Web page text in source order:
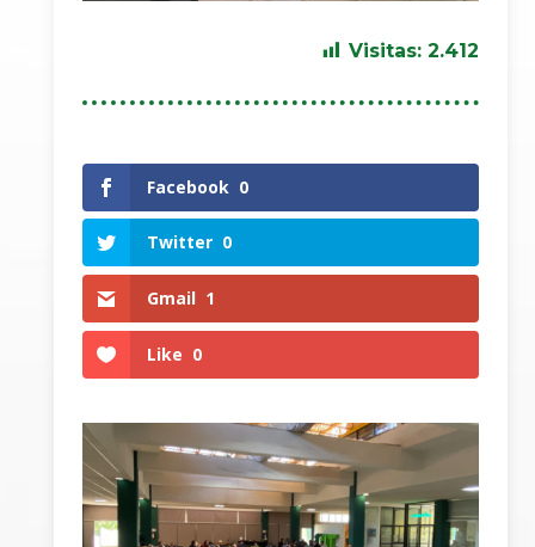
Visitas: 2.412
Facebook 0
Twitter 0
Gmail 1
Like 0